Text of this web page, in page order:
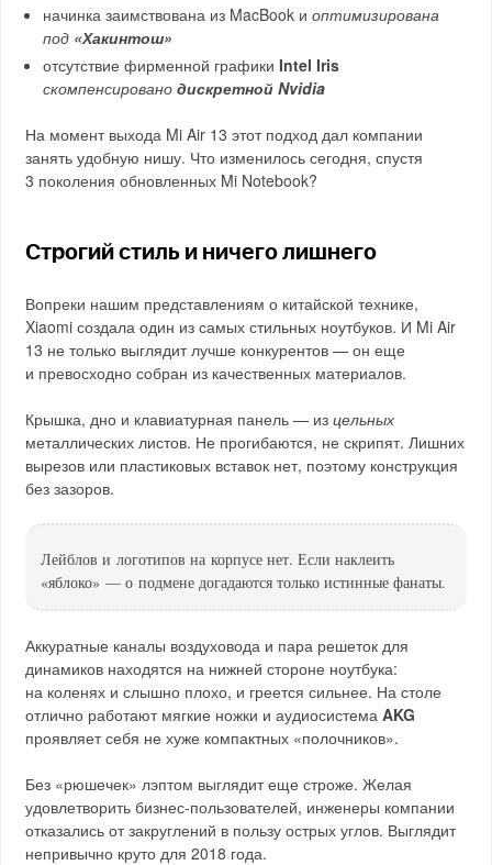
начинка заимствована из MacBook иоптимизирована
под «Хакинтош»
отсутствие фирменной графики Intel Iris
скомпенсированодискретной Nvidia
На момент выхода Mi Air 13 этот подход дал компании
занять удобную нишу. Что изменилось сегодня, спустя
3 поколения обновленных Mi Notebook?
Строгий стиль и ничего лишнего
Вопреки нашим представлениям о китайской технике,
Xiaomi создала один из самых стильных ноутбуков. И Mi Air
13 не только выглядит лучше конкурентов — он еще
и превосходно собран из качественных материалов.
Крышка, дно и клавиатурная панель — изцельных
металлических листов. Не прогибаются, не скрипят. Лишних
вырезов или пластиковых вставок нет, поэтому конструкция
без зазоров.
Лейблов и логотипов на корпусе нет. Если наклеить
«яблоко» — о подмене догадаются только истинные фанаты.
Аккуратные каналы воздуховода и пара решеток для
динамиков находятся на нижней стороне ноутбука:
на коленях и слышно плохо, и греется сильнее. На столе
отлично работают мягкие ножки и аудиосистемаAKG
проявляет себя не хуже компактных «полочников».
Без «рюшечек» лэптом выглядит еще строже. Желая
удовлетворить бизнес-пользователей, инженеры компании
отказались от закруглений в пользу острых углов. Выглядит
непривычно круто для 2018 года.